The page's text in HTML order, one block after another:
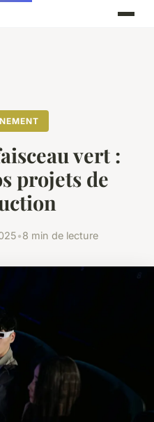
vert :
projets de
•8 min de lecture